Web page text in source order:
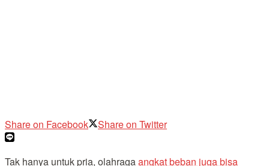
Share on Facebook Share on Twitter
Tak hanya untuk pria, olahragaangkat beban juga bisa